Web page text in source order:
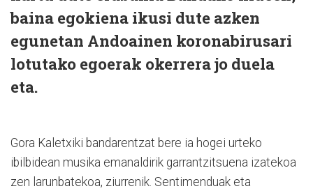
baina egokiena ikusi dute azken
egunetan Andoainen koronabirusari
lotutako egoerak okerrera jo duela
eta.
Gora Kaletxiki bandarentzat bere ia hogei urteko
ibilbidean musika emanaldirik garrantzitsuena izatekoa
zen larunbatekoa, ziurrenik. Sentimenduak eta